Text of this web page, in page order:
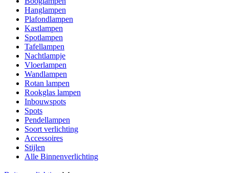
Hanglampen
Plafondlampen
Kastlampen
Spotlampen
Tafellampen
Nachtlampje
Vloerlampen
Wandlampen
Rotan lampen
Rookglas lampen
Inbouwspots
Spots
Pendellampen
Soort verlichting
Accessoires
Stijlen
Alle Binnenverlichting